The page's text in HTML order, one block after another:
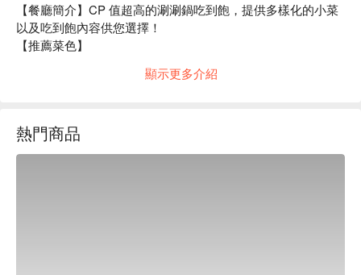
【餐廳簡介】CP 值超高的涮涮鍋吃到飽，提供多樣化的小菜
以及吃到飽內容供您選擇！
【推薦菜色】
【店内氛圍】非常適合家族聚餐、帶小朋友的媽媽會，以及學
生族群使用。此外本店還備有看得到海景的下挖式暖桌席，沉
顯示更多介紹
熱門商品